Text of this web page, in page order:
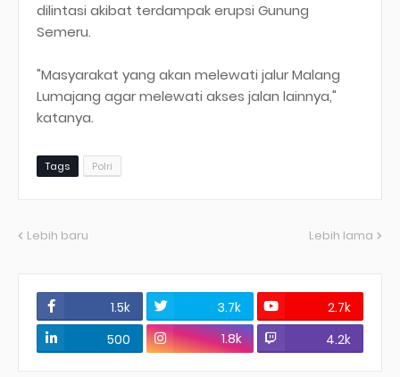
dilintasi akibat terdampak erupsi Gunung
Semeru.
"Masyarakat yang akan melewati jalur Malang
Lumajang agar melewati akses jalan lainnya,"
katanya.
Tags Polri
Lebih baru Lebih lama
1.5k 3.7k
2.7k
500
1.8k 4.2k